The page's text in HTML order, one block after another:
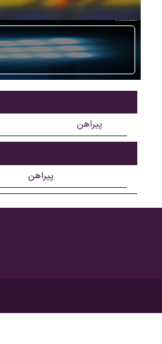
پیراهن
پیراهن